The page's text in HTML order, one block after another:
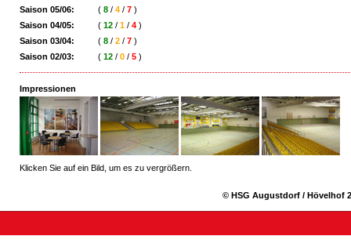
Saison 05/06:
( 8 / 4 / 7 )
Saison 04/05:
( 12 / 1 / 4 )
Saison 03/04:
( 8 / 2 / 7 )
Saison 02/03:
( 12 / 0 / 5 )
Impressionen
Klicken Sie auf ein Bild, um es zu vergrößern.
© HSG Augustdorf / Hövelhof